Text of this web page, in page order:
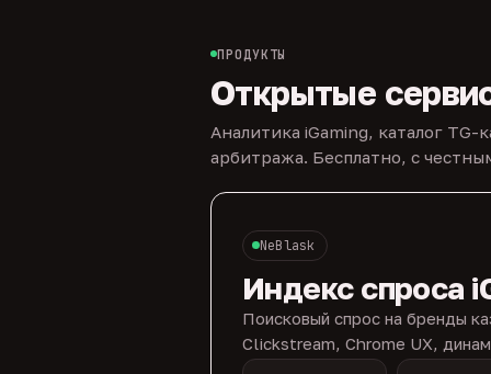
ПРОДУКТЫ
Открытые
Аналитика iGaming, каталог
арбитража. Бесплатно, с
NeBlask
Индекс спроса
Поисковый спрос на бренды
Clickstream, Chrome UX,